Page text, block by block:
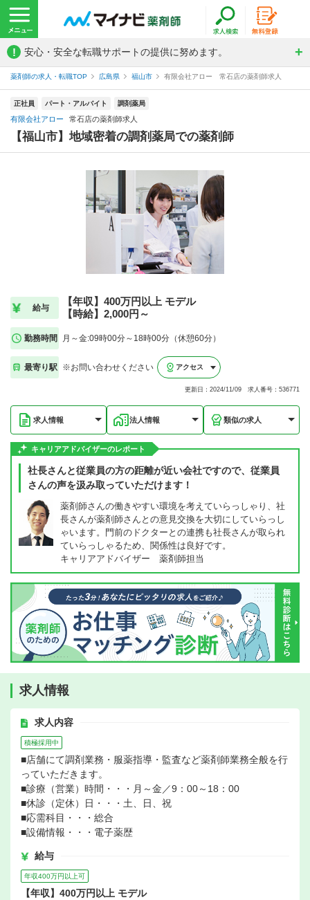
! 安心・安全な転職サポートの提供に努めます。
薬剤師の求人・転職TOP 広島県 福山市 有限会社アロー 常石店の薬剤師求人
正社員 パート・アルバイト 調剤薬局
有限会社アロー 常石店の薬剤師求人
【福山市】地域密着の調剤薬局での薬剤師
給与
【年収】400万円以上 モデル
【時給】2,000円～
勤務時間 月～金:09時00分～18時00分（休憩60分）
最寄り駅 ※お問い合わせください アクセス
更新日：2024/11/09 求人番号：536771
求人情報 法人情報 類似の求人
キャリアアドバイザーのレポート
社長さんと従業員の方の距離が近い会社ですので、従業員
さんの声を汲み取っていただけます！
薬剤師さんの働きやすい環境を考えていらっしゃり、社
長さんが薬剤師さんとの意見交換を大切にしていらっし
ゃいます。門前のドクターとの連携も社長さんが取られ
ていらっしゃるため、関係性は良好です。
キャリアアドバイザー 薬剤師担当
求人情報
求人内容
積極採用中
■店舗にて調剤業務・服薬指導・監査など薬剤師業務全般を行
っていただきます。
■診療（営業）時間・・・月～金／9：00～18：00
■休診（定休）日・・・土、日、祝
■応需科目・・・総合
■設備情報・・・電子薬歴
給与
年収400万円以上可
【年収】400万円以上 モデル